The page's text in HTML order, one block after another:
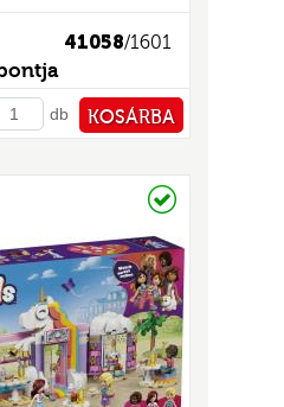
41058/1601
db KOSÁRBA